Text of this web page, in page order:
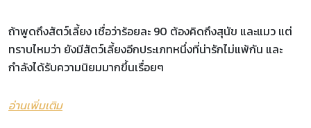
ถ้าพูดถึงสัตว์เลี้ยง เชื่อว่าร้อยละ 90 ต้องคิดถึงสุนัข และแมว แต่
ทราบไหมว่า ยังมีสัตว์เลี้ยงอีกประเภทหนึ่งที่น่ารักไม่แพ้กัน และ
กำลังได้รับความนิยมมากขึ้นเรื่อยๆ
อ่านเพิ่มเติม